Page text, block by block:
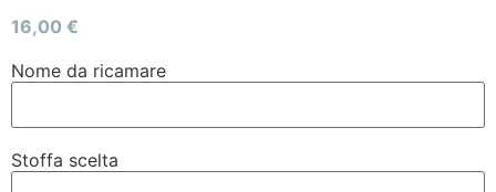
16,00 €
Nome da ricamare
Stoffa scelta